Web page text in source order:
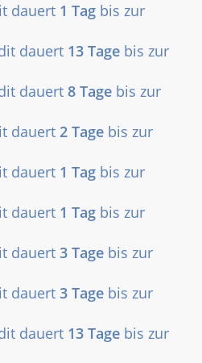
dauert 1 Tag bis zur
dauert 13 Tage bis zur
dauert8 Tage bis zur
dauert2 Tage bis zur
dauert 1 Tag bis zur
dauert 1 Tag bis zur
dauert3 Tage bis zur
dauert3 Tage bis zur
dauert 13 Tage bis zur